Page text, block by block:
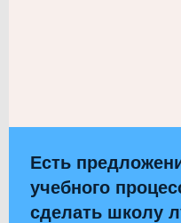
Есть
учебного
сделать школу